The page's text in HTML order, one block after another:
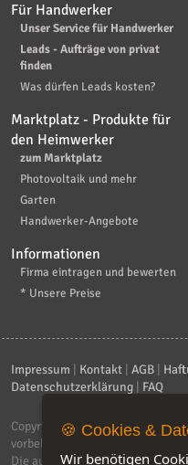
Für Handwerker
Unser Service für Handwerker
Leads - Aufträge von privat
finden
Was dürfen Leads kosten?
Marktplatz - Produkte für
den Heimwerker
zum Marktplatz
Photovoltaik und mehr
Garten
Handwerker-Angebote
Informationen
Firma eintragen und bewerten
* Unsere Preise
Impressum Kontakt AGB
Datenschutzerklärung
FAQ
Copyright © 2026ebiz-consult
vorbehalten.
Die auf dieser Seite
🍪 Cookies &
Wir benötigen